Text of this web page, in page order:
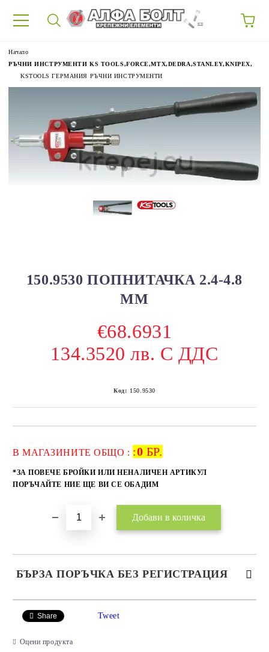
Начало
РЪЧНИ ИНСТРУМЕНТИ KS TOOLS,FORCE,MTX,DEDRA,STANLEY,KNIPEX,
KSTOOLS ГЕРМАНИЯ РЪЧНИ ИНСТРУМЕНТИ
150.9530 ПОПНИТАЧКА 2.4-4.8
ММ
€68.6931
134.3520 лв. С ДДС
Код: 150.9530
В МАГАЗИНИТЕ ОБЩО : :0 БР.
*ЗА ПОВЕЧЕ БРОЙКИ ИЛИ НЕНАЛИЧЕН АРТИКУЛ
ПОРЪЧАЙТЕ НИЕ ЩЕ ВИ СЕ ОБАДИМ
БЪРЗА ПОРЪЧКА БЕЗ РЕГИСТРАЦИЯ
Share Tweet
Оцени продукта